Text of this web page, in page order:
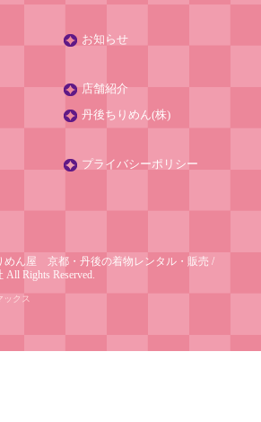
お知らせ
店舗紹介
丹後ちりめん(株)
プライバシーポリシー
めん屋 京都・丹後の着物レンタル・販売 /
All Rights Reserved.
ックス